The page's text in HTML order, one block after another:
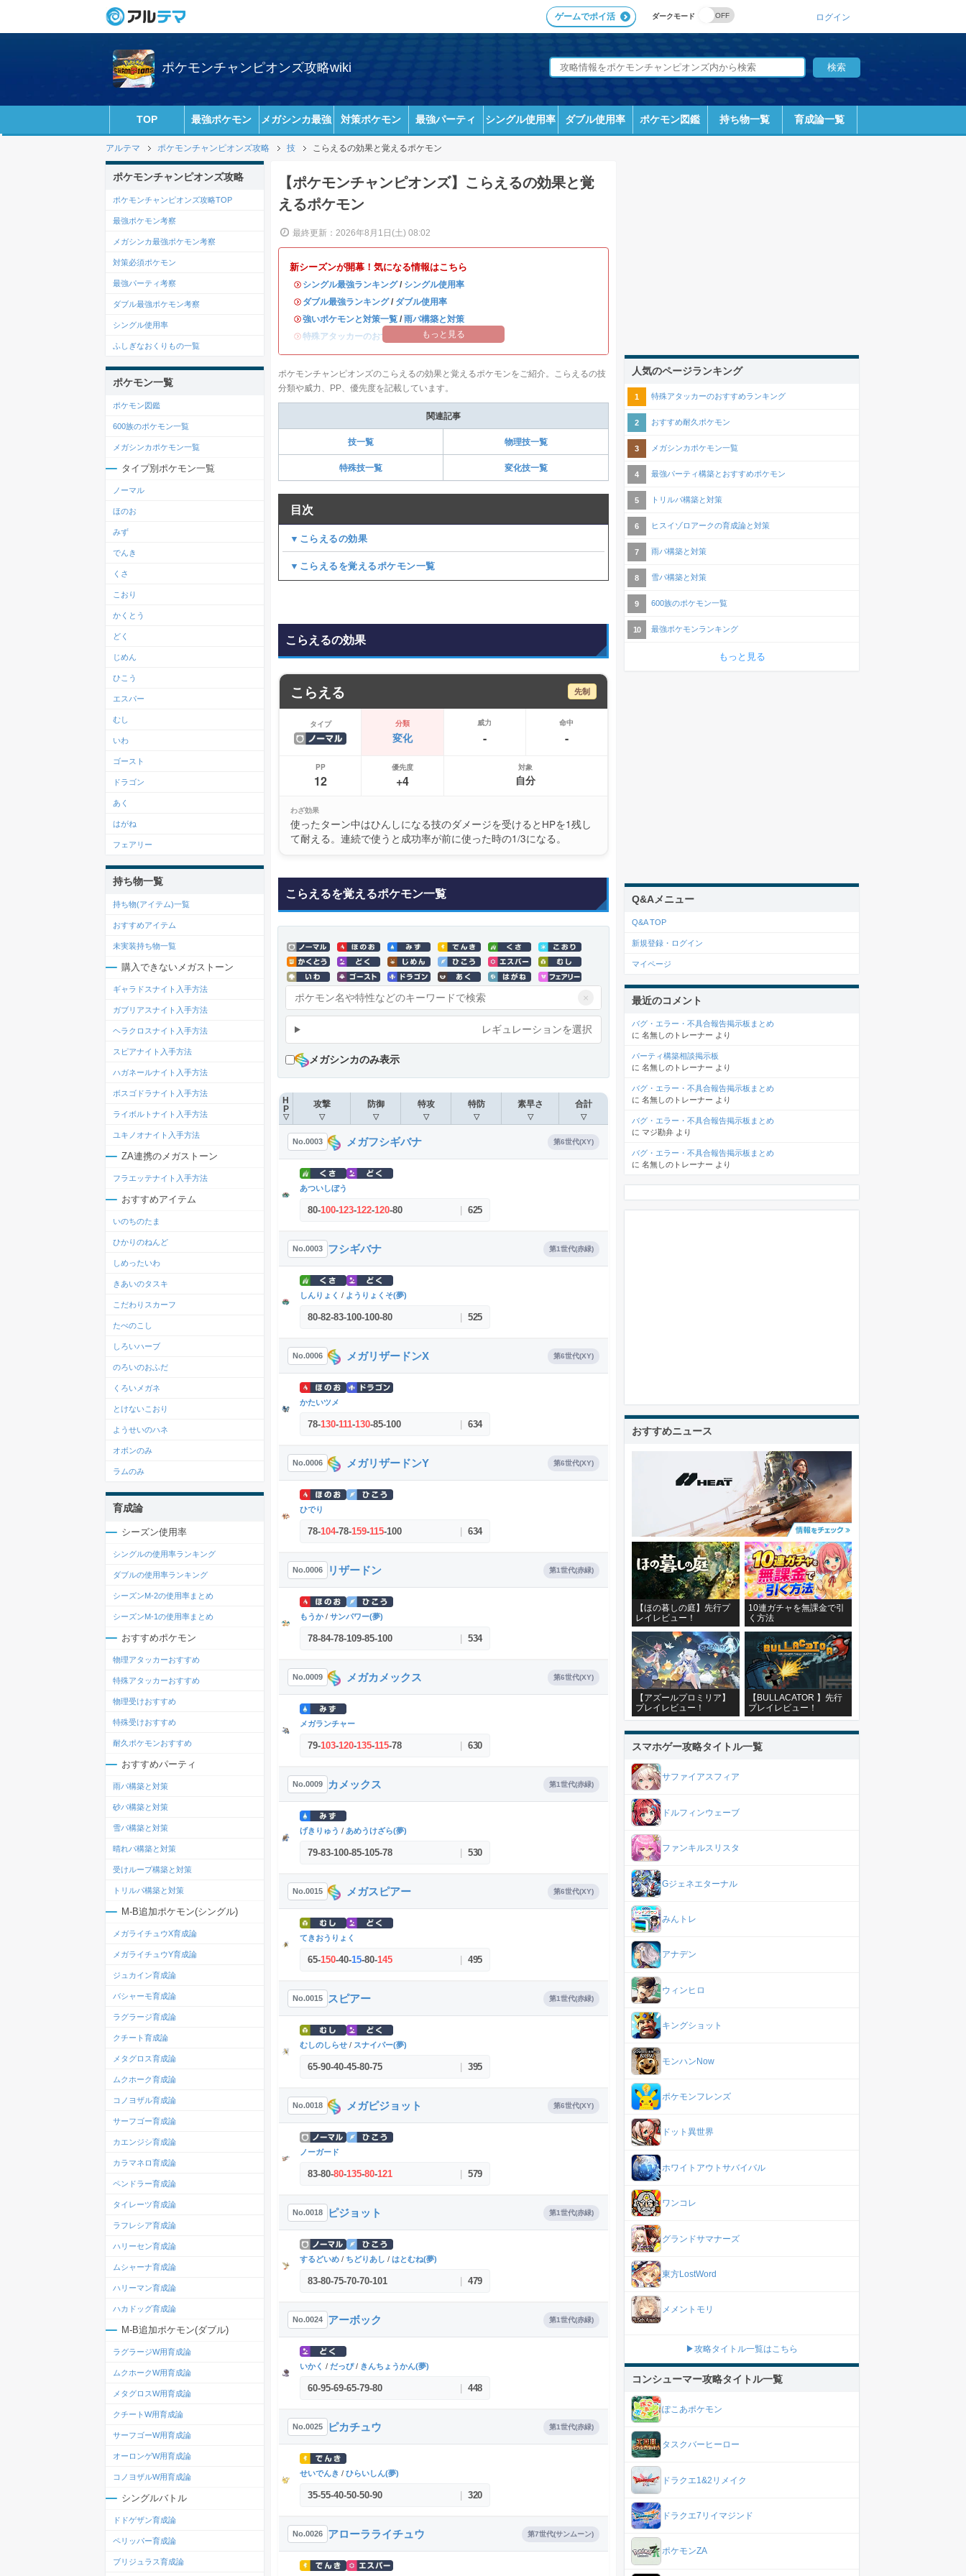
ダークモード
ゲームでポイ活 ログイン
ポケモンチャンピオンズ攻略wiki
TOP 最強ポケモン メガシンカ最強 対策ポケモン 最強パーティ シングル使用率 ダブル使用率 ポケモン図鑑 持ち物一覧 育成論一覧
アルテマ ポケモンチャンピオンズ攻略 技 こらえるの効果と覚えるポケモン
【ポケモンチャンピオンズ】こらえるの効果と覚
えるポケモン
最終更新：2026年8月1日(土) 08:02
新シーズンが開幕！気になる情報はこちら
・ シングル最強ランキング/ シングル使用率
・ ダブル最強ランキング/ ダブル使用率
・強いポケモンと対策一覧 / 雨パ構築と対策
・特殊アタッカーのおすすめランキング
もっと見る
ポケモンチャンピオンズのこらえるの効果と覚えるポケモンをご紹介。こらえるの技
分類や威力、PP、優先度を記載しています。
関連記事
技一覧 物理技一覧
特殊技一覧 変化技一覧
目次
▼こらえるの効果
▼こらえるを覚えるポケモン一覧
こらえるの効果
こらえる 先制
タイプ 分類
変化
威力
-
命中
-
PP
12
優先度
+4
対象
自分
わざ効果
使ったターン中はひんしになる技のダメージを受けるとHPを1残し
て耐える。連続で使うと成功率が前に使った時の1/3になる。
こらえるを覚えるポケモン一覧
×
レギュレーションを選択
メガシンカのみ表示
H
P
▽
攻撃
▽
防御
▽
特攻
▽
特防
▽
素早さ
▽
合計
▽
No.0003 メガフシギバナ 第6世代(XY)
あついしぼう
80-100-123-122-120-80 625
No.0003 フシギバナ 第1世代(赤緑)
しんりょく / ようりょくそ(夢)
80-82-83-100-100-80 525
No.0006 メガリザードンX 第6世代(XY)
かたいツメ
78-130-111-130-85-100 634
No.0006 メガリザードンY 第6世代(XY)
ひでり
78-104-78-159-115-100 634
No.0006 リザードン 第1世代(赤緑)
もうか/ サンパワー(夢)
78-84-78-109-85-100 534
No.0009 メガカメックス 第6世代(XY)
メガランチャー
79-103-120-135-115-78 630
No.0009 カメックス 第1世代(赤緑)
げきりゅう / あめうけざら(夢)
79-83-100-85-105-78 530
No.0015 メガスピアー 第6世代(XY)
てきおうりょく
65-150-40-15-80-145 495
No.0015 スピアー 第1世代(赤緑)
むしのしらせ / スナイパー(夢)
65-90-40-45-80-75 395
No.0018 メガピジョット 第6世代(XY)
ノーガード
83-80-80-135-80-121 579
No.0018 ピジョット 第1世代(赤緑)
するどいめ / ちどりあし / はとむね(夢)
83-80-75-70-70-101 479
No.0024 アーボック 第1世代(赤緑)
いかく / だっぴ/ きんちょうかん(夢)
60-95-69-65-79-80 448
No.0025 ピカチュウ 第1世代(赤緑)
せいでんき / ひらいしん(夢)
35-55-40-50-50-90 320
No.0026 アローラライチュウ 第7世代(サンムーン)
ポケモンチャンピオンズ攻略
ポケモンチャンピオンズ攻略TOP
最強ポケモン考察
メガシンカ最強ポケモン考察
対策必須ポケモン
最強パーティ考察
ダブル最強ポケモン考察
シングル使用率
ふしぎなおくりもの一覧
ポケモン一覧
ポケモン図鑑
600族のポケモン一覧
メガシンカポケモン一覧
タイプ別ポケモン一覧
ノーマル
ほのお
みず
でんき
くさ
こおり
かくとう
どく
じめん
ひこう
エスパー
むし
いわ
ゴースト
ドラゴン
あく
はがね
フェアリー
持ち物一覧
持ち物(アイテム)一覧
おすすめアイテム
未実装持ち物一覧
購入できないメガストーン
ギャラドスナイト入手方法
ガブリアスナイト入手方法
ヘラクロスナイト入手方法
スピアナイト入手方法
ハガネールナイト入手方法
ボスゴドラナイト入手方法
ライボルトナイト入手方法
ユキノオナイト入手方法
ZA連携のメガストーン
フラエッテナイト入手方法
おすすめアイテム
いのちのたま
ひかりのねんど
しめったいわ
きあいのタスキ
こだわりスカーフ
たべのこし
しろいハーブ
のろいのおふだ
くろいメガネ
とけないこおり
ようせいのハネ
オボンのみ
ラムのみ
育成論
シーズン使用率
シングルの使用率ランキング
ダブルの使用率ランキング
シーズンM-2の使用率まとめ
シーズンM-1の使用率まとめ
おすすめポケモン
物理アタッカーおすすめ
特殊アタッカーおすすめ
物理受けおすすめ
特殊受けおすすめ
耐久ポケモンおすすめ
おすすめパーティ
雨パ構築と対策
砂パ構築と対策
雪パ構築と対策
晴れパ構築と対策
受けループ構築と対策
トリルパ構築と対策
M-B追加ポケモン(シングル)
メガライチュウX育成論
メガライチュウY育成論
ジュカイン育成論
バシャーモ育成論
ラグラージ育成論
クチート育成論
メタグロス育成論
ムクホーク育成論
コノヨザル育成論
サーフゴー育成論
カエンジシ育成論
カラマネロ育成論
ペンドラー育成論
タイレーツ育成論
ラフレシア育成論
ハリーセン育成論
ムシャーナ育成論
ハリーマン育成論
ハカドッグ育成論
M-B追加ポケモン(ダブル)
ラグラージW用育成論
ムクホークW用育成論
メタグロスW用育成論
クチートW用育成論
サーフゴーW用育成論
オーロンゲW用育成論
コノヨザルW用育成論
シングルバトル
ドドゲザン育成論
ペリッパー育成論
ブリジュラス育成論
人気のページランキング
特殊アタッカーのおすすめランキング
おすすめ耐久ポケモン
メガシンカポケモン一覧
最強パーティ構築とおすすめポケモン
トリルパ構築と対策
ヒスイゾロアークの育成論と対策
雨パ構築と対策
雪パ構築と対策
600族のポケモン一覧
最強ポケモンランキング
もっと見る
Q&Aメニュー
Q&A TOP
新規登録・ログイン
マイページ
最近のコメント
バグ・エラー・不具合報告掲示板まとめ
に 名無しのトレーナー より
パーティ構築相談掲示板
に 名無しのトレーナー より
バグ・エラー・不具合報告掲示板まとめ
に 名無しのトレーナー より
バグ・エラー・不具合報告掲示板まとめ
に マジ勘弁 より
バグ・エラー・不具合報告掲示板まとめ
に 名無しのトレーナー より
おすすめニュース
【ほの暮しの庭】先行プ
レイレビュー！
10連ガチャを無課金で引
く方法
【アズールプロミリア】
プレイレビュー！
【BULLACATOR 】先行
プレイレビュー！
スマホゲー攻略タイトル一覧
サファイアスフィア
ドルフィンウェーブ
ファンキルスリスタ
Gジェネエターナル
みんトレ
アナデン
ウィンヒロ
キングショット
モンハンNow
ポケモンフレンズ
ドット異世界
ホワイトアウトサバイバル
ワンコレ
グランドサマナーズ
東方LostWord
メメントモリ
▶攻略タイトル一覧はこちら
コンシューマー攻略タイトル一覧
ぽこあポケモン
タスクバーヒーロー
ドラクエ1&2リメイク
ドラクエ7リイマジンド
ポケモンZA